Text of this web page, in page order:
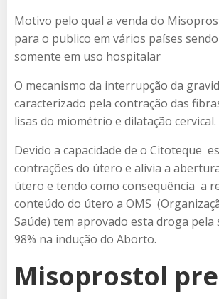
Motivo pelo qual a venda do
para o publico em vários países
somente em uso hospitalar
O mecanismo da interrupção da
caracterizado pela contração das
lisas do miométrio e dilatação cervical.
Devido a capacidade de o Citoteque
contrações do útero e alivia a
útero e tendo como consequência a
conteúdo do útero a OMS
Saúde) tem aprovado esta droga pela
98% na indução do Aborto.
Misoprostol